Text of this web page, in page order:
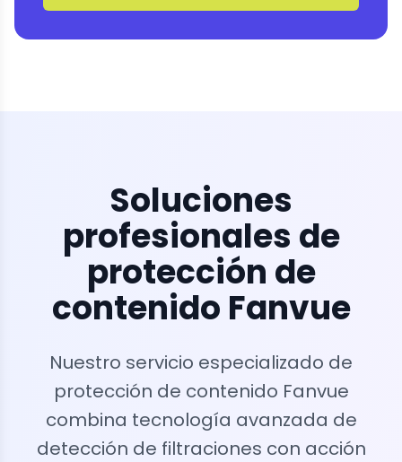
Soluciones
profesionales de
protección de
contenido Fanvue
Nuestro servicio especializado de
protección de contenido Fanvue
combina tecnología avanzada de
detección de filtraciones con acción